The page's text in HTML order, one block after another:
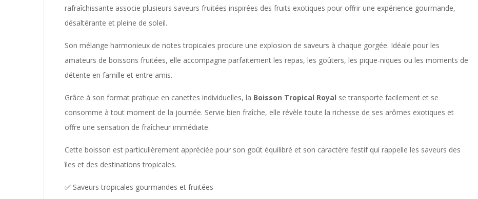
rafraîchissante associe plusieurs saveurs fruitées inspirées des fruits exotiques pour offrir une expérience gourmande,
désaltérante et pleine de soleil.
Son mélange harmonieux de notes tropicales procure une explosion de saveurs à chaque gorgée. Idéale pour les
amateurs de boissons fruitées, elle accompagne parfaitement les repas, les goûters, les pique-niques ou les moments de
détente en famille et entre amis.
Grâce à son format pratique en canettes individuelles, la Boisson Tropical Royal se transporte facilement et se
consomme à tout moment de la journée. Servie bien fraîche, elle révèle toute la richesse de ses arômes exotiques et
offre une sensation de fraîcheur immédiate.
Cette boisson est particulièrement appréciée pour son goût équilibré et son caractère festif qui rappelle les saveurs des
îles et des destinations tropicales.
✅ Saveurs tropicales gourmandes et fruitées